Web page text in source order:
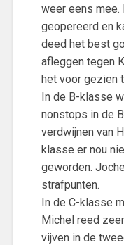
weer eens mee.
geopereerd en
deed het best
afleggen tegen
het voor gezien
In de B-klasse
nonstops in de
verdwijnen van
klasse er nou
geworden.
strafpunten.
In de C-klasse
Michel reed
vijven in de